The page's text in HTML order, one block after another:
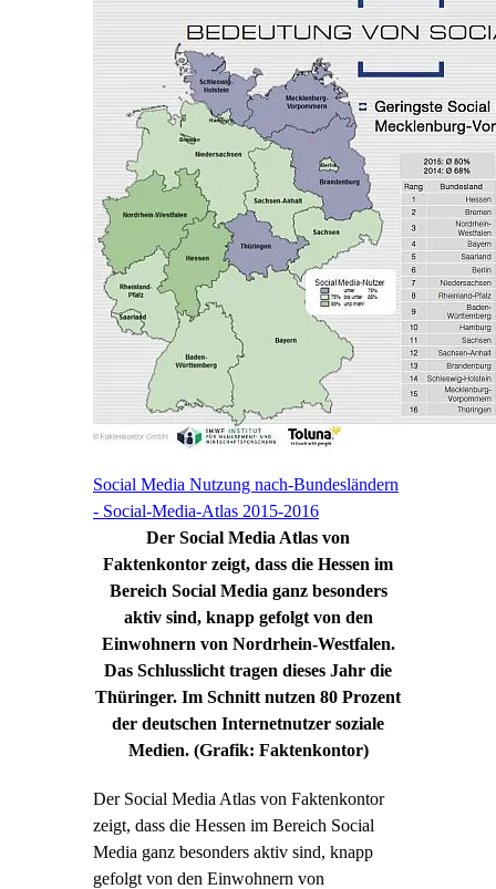
Social Media Nutzung nach-Bundesländern
- Social-Media-Atlas 2015-2016
Der Social Media Atlas von
Faktenkontor zeigt, dass die Hessen im
Bereich Social Media ganz besonders
aktiv sind, knapp gefolgt von den
Einwohnern von Nordrhein-Westfalen.
Das Schlusslicht tragen dieses Jahr die
Thüringer. Im Schnitt nutzen 80 Prozent
der deutschen Internetnutzer soziale
Medien. (Grafik: Faktenkontor)
Der Social Media Atlas von Faktenkontor
zeigt, dass die Hessen im Bereich Social
Media ganz besonders aktiv sind, knapp
gefolgt von den Einwohnern von